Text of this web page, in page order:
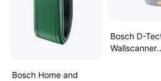
Bosch Home and
Bosch D-
Wallscanner